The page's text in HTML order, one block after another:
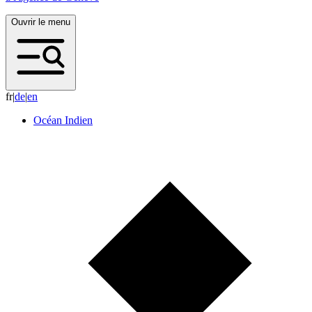
Ouvrir le menu
fr|de|en
Océan Indien